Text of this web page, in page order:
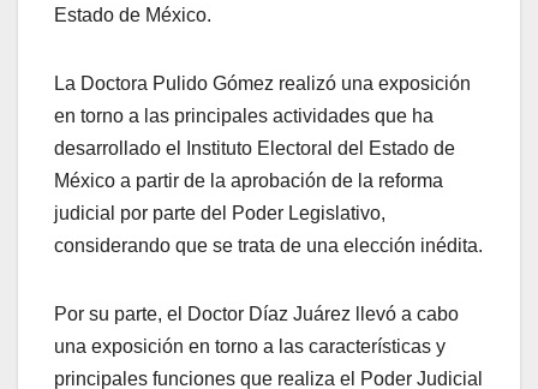
Estado de México.
La Doctora Pulido Gómez realizó una exposición
en torno a las principales actividades que ha
desarrollado el Instituto Electoral del Estado de
México a partir de la aprobación de la reforma
judicial por parte del Poder Legislativo,
considerando que se trata de una elección inédita.
Por su parte, el Doctor Díaz Juárez llevó a cabo
una exposición en torno a las características y
principales funciones que realiza el Poder Judicial